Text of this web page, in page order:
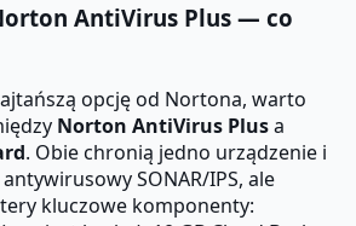
AntiVirus Plus — co
opcję od Nortona, warto
Norton AntiVirus Plusa
. Obie chronią jedno urządzenie i
SONAR/IPS, ale
kluczowe komponenty: